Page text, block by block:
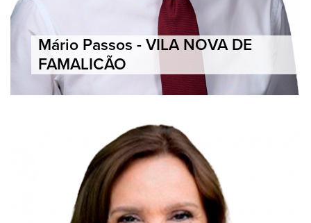
Mário Passos - VILA NOVA DE
FAMALICÃO